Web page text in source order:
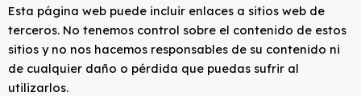
Esta página web puede incluir enlaces a sitios web de
terceros. No tenemos control sobre el contenido de estos
sitios y no nos hacemos responsables de su contenido ni
de cualquier daño o pérdida que puedas sufrir al
utilizarlos.